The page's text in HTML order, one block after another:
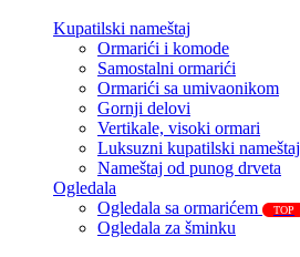
Kupatilski nameštaj
Ormarići i komode
Samostalni ormarići
Ormarići sa umivaonikom
Gornji delovi
Vertikale, visoki ormari
Luksuzni kupatilski nameštaj
Nameštaj od punog drveta
Ogledala
Ogledala sa ormarićem
TOP
Ogledala za šminku